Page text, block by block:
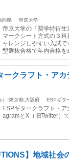
岡県 帝京大学
帝京大学の「奨学特待生
マークシート方式の３
ャレンジしやすい入試
型選抜合格で年内合格を
ークラフト・ア
）|東京都,大阪府 ESPギタ
ESPギタークラフト・
agramとX（旧Twitter）
】地域社会